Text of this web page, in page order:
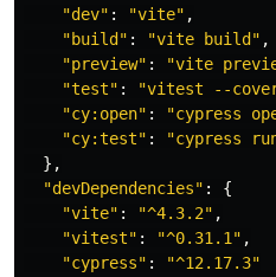
"dev" : "vite" ,
"build " : "vite build " ,
"preview" : "vite
"test" : "vitest --
"cy:open" : "cypress
"cy:test" : "cypress
},
"devDependencies" :
{
"vite" : "^4.3.2" ,
"vitest" : "^0.31.1 " ,
"cypress" : "^12.17.3"